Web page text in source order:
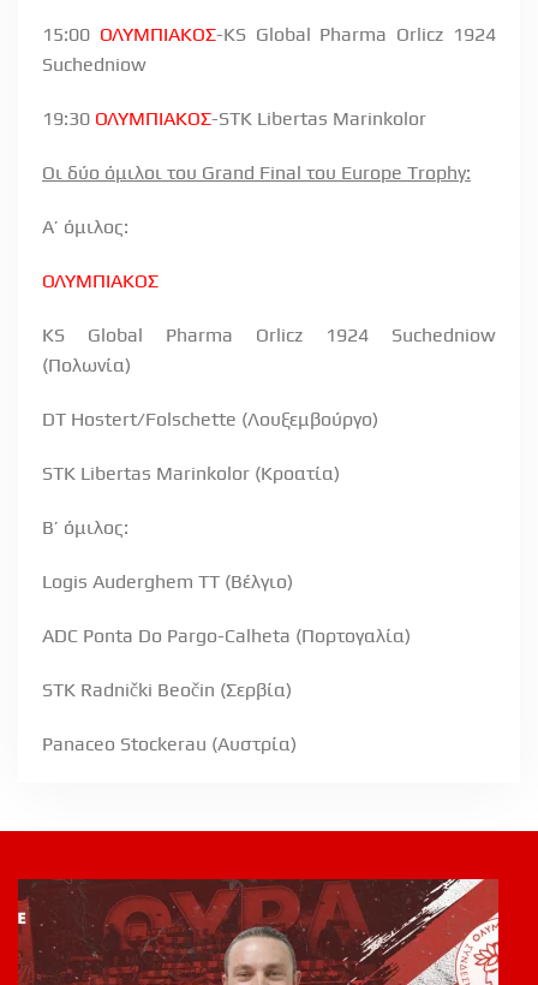
15:00 ΟΛΥΜΠΙΑΚΟΣ-KS Global Pharma Orlicz 1924
Suchedniow
19:30 ΟΛΥΜΠΙΑΚΟΣ-STK Libertas Marinkolor
Οι δύο όμιλοι του Grand Final του Europe Trophy:
Α’ όμιλος:
ΟΛΥΜΠΙΑΚΟΣ
KS Global Pharma Orlicz 1924 Suchedniow
(Πολωνία)
DT Hostert/Folschette (Λουξεμβούργο)
STK Libertas Marinkolor (Κροατία)
Β’ όμιλος:
Logis Auderghem TT (Βέλγιο)
ADC Ponta Do Pargo-Calheta (Πορτογαλία)
STK Radnički Beočin (Σερβία)
Panaceo Stockerau (Αυστρία)